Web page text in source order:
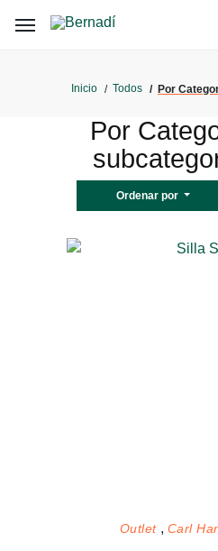
Inicio Todos Por
Por
Ordenar por
Outlet Carl